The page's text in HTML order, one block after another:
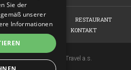
RESTAURANT
KONTAKT
EuroAgentur Hotels&Travel a.s.
Sie der
unserer
Informationen